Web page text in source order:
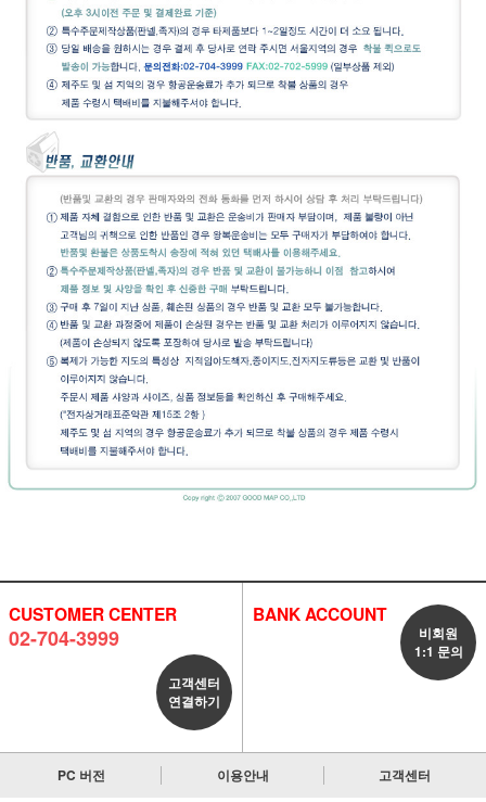
CUSTOMER CENTER
02-704-3999
고객센터
연결하기
BANK ACCOUNT
비회원
1:1 문의
PC 버전 이용안내 고객센터